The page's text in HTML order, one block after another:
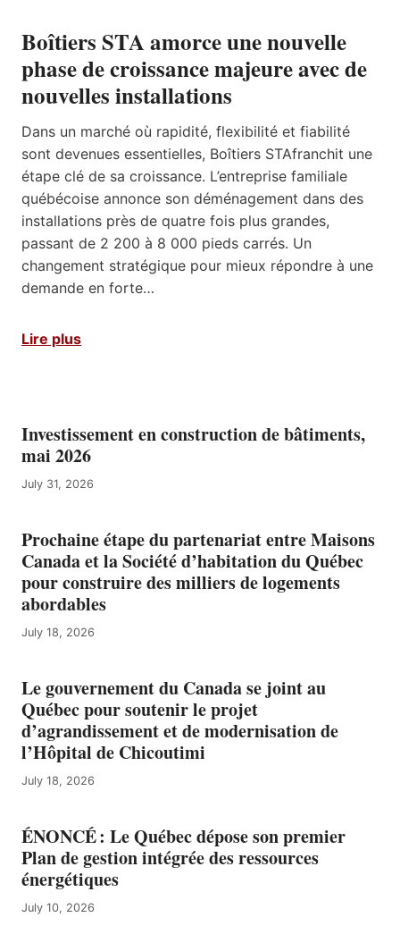
Boîtiers STA amorce une nouvelle
phase de croissance majeure avec de
nouvelles installations
Dans un marché où rapidité, flexibilité et fiabilité
sont devenues essentielles, Boîtiers STAfranchit une
étape clé de sa croissance. L’entreprise familiale
québécoise annonce son déménagement dans des
installations près de quatre fois plus grandes,
passant de 2 200 à 8 000 pieds carrés. Un
changement stratégique pour mieux répondre à une
demande en forte…
Lire plus
Investissement en construction de bâtiments,
mai 2026
July 31, 2026
Prochaine étape du partenariat entre Maisons
Canada et la Société d’habitation du Québec
pour construire des milliers de logements
abordables
July 18, 2026
Le gouvernement du Canada se joint au
Québec pour soutenir le projet
d’agrandissement et de modernisation de
l’Hôpital de Chicoutimi
July 18, 2026
ÉNONCÉ : Le Québec dépose son premier
Plan de gestion intégrée des ressources
énergétiques
July 10, 2026